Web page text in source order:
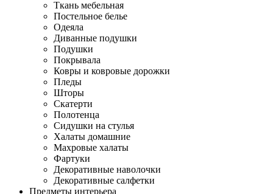
Ткань мебельная
Постельное белье
Одеяла
Диванные подушки
Подушки
Покрывала
Ковры и ковровые дорожки
Пледы
Шторы
Скатерти
Полотенца
Сидушки на стулья
Халаты домашние
Махровые халаты
Фартуки
Декоративные наволочки
Декоративные салфетки
Предметы интерьера